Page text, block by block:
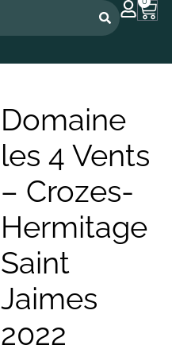
Domaine
les 4 Vents
– Crozes-
Hermitage
Saint
Jaimes
2022